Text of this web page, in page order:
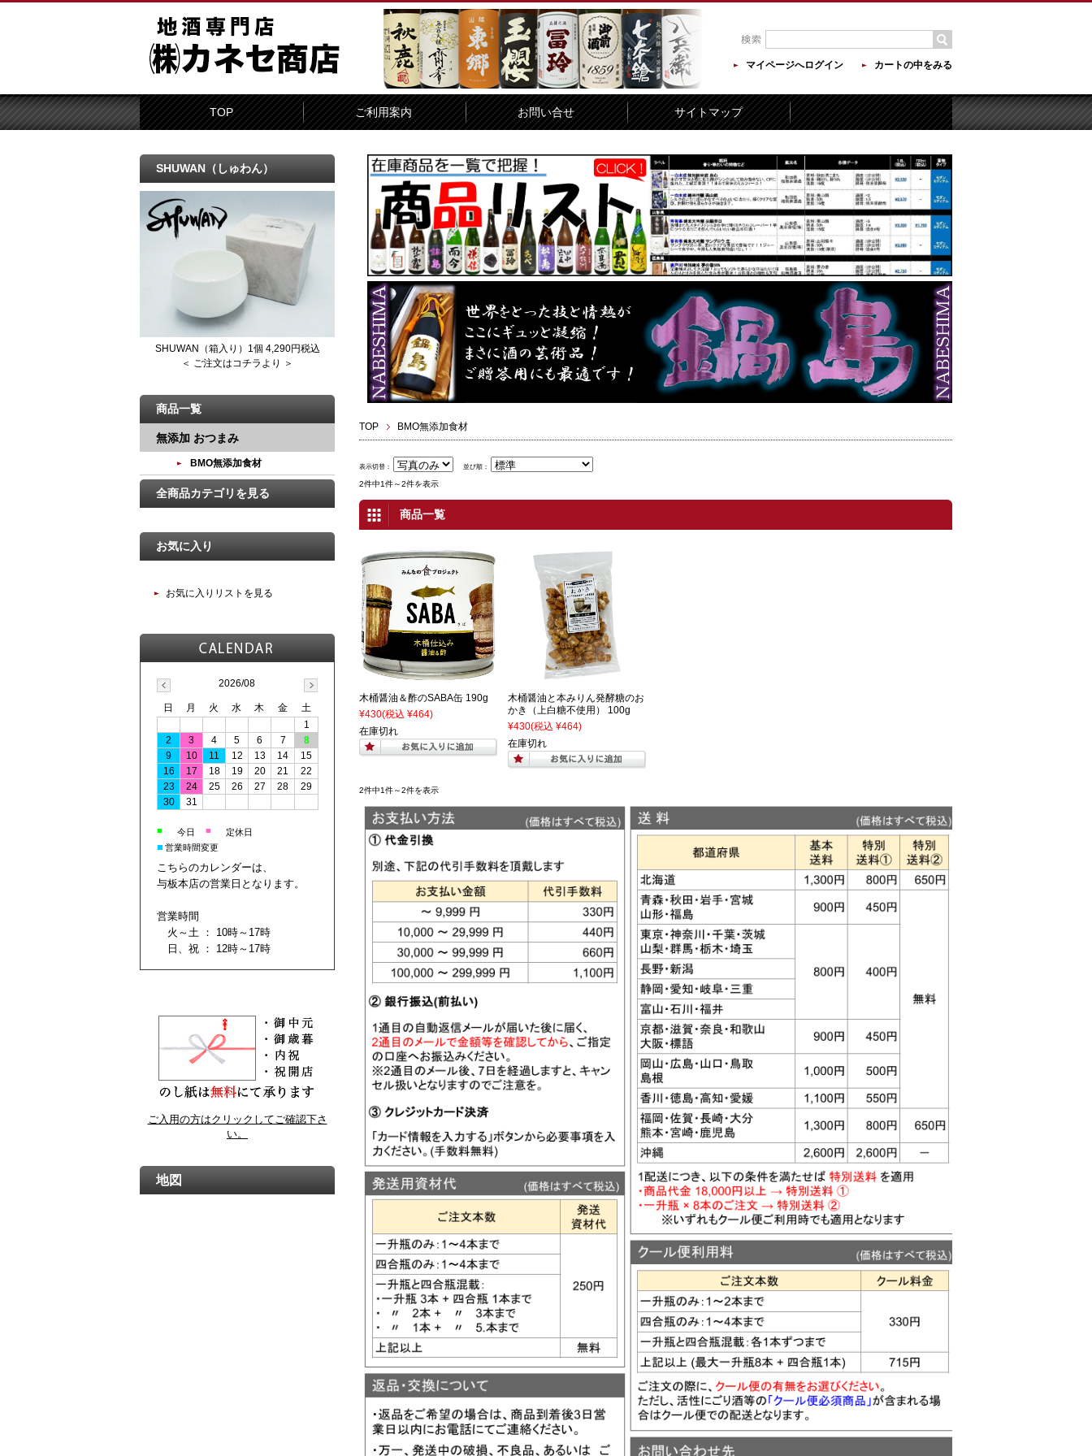
マイページへログイン カートの中をみる
TOP ご利用案内 お問い合せ サイトマップ
TOP BMO無添加食材
表示切替： 並び順：
2件中1件～2件を表示
商品一覧
木桶醤油＆酢のSABA缶 190g
¥430(税込 ¥464)
在庫切れ
木桶醤油と本みりん発酵糖のお
かき（上白糖不使用） 100g
¥430(税込 ¥464)
在庫切れ
2件中1件～2件を表示
SHUWAN（しゅわん）
SHUWAN（箱入り）1個 4,290円税込
＜ ご注文はコチラより ＞
商品一覧
無添加 おつまみ
BMO無添加食材
全商品カテゴリを見る
お気に入り
お気に入りリストを見る
2026/08
日 月 火 水 木 金
土
1
2
3 4 5 6 7
8
9
10 11 12 13 14
15
16
17 18 19 20 21
22
23
24 25 26 27 28
29
30
31
■ 今日 ■ 定休日
■ 営業時間変更
こちらのカレンダーは、
与板本店の営業日となります。
営業時間
火～土 ： 10時～17時
日、祝 ： 12時～17時
ご入用の方はクリックしてご確認下さ
い。
地図